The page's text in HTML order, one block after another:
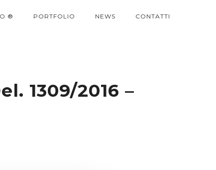
® PORTFOLIO NEWS CONTATTI
1309/2016 –